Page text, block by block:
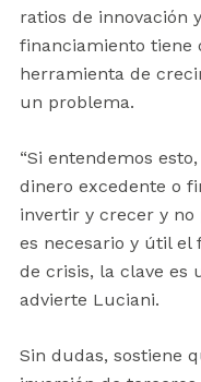
ratios de innovación
financiamiento tiene
herramienta de
un problema.
“Si entendemos
dinero excedente o
invertir y crecer y no
es necesario y útil el
de crisis, la clave es
advierte Luciani.
Sin dudas, sostiene